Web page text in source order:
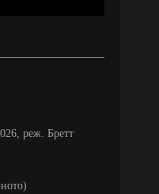
реж. Бретт